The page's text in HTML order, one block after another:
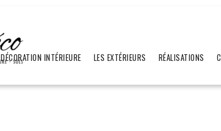
DÉCORATION INTÉRIEURE LES EXTÉRIEURS RÉALISATIONS